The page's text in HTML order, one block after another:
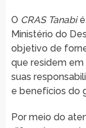
O CRAS Tanabié
Ministério do
objetivo de
que residem em
suas
e benefícios do
Por meio do